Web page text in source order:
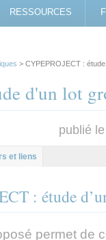
RESSOURCES
> CYPEPROJECT :
d'un lot
publié
et liens
: étude
permet de